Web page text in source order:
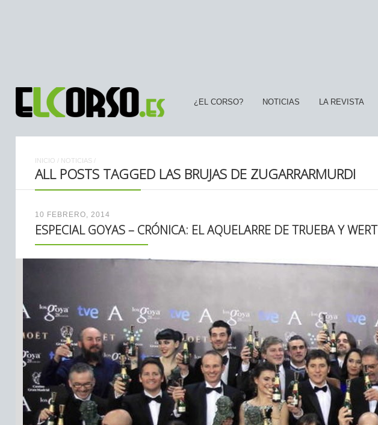
¿EL CORSO? NOTICIAS LA REVISTA
INICIO / NOTICIAS /
ALL POSTS TAGGED LAS BRUJAS DE ZUGARRARMURDI
10 FEBRERO, 2014
ESPECIAL GOYAS – CRÓNICA: EL AQUELARRE DE TRUEBA Y WERT